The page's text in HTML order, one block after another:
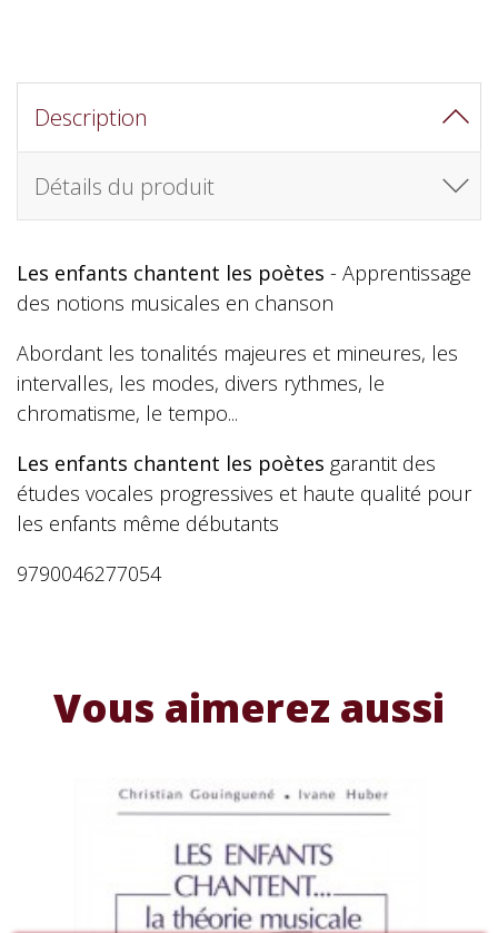
Description
Détails du produit
Les enfants chantent les poètes - Apprentissage
des notions musicales en chanson
Abordant les tonalités majeures et mineures, les
intervalles, les modes, divers rythmes, le
chromatisme, le tempo...
Les enfants chantent les poètes garantit des
études vocales progressives et haute qualité pour
les enfants même débutants
9790046277054
Vous aimerez aussi